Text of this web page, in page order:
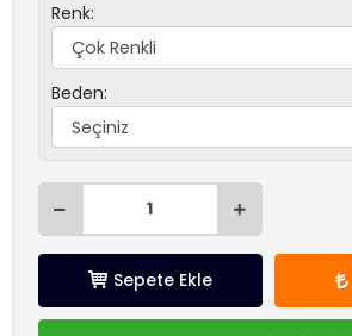
Renk:
Beden:
Sepete Ekle